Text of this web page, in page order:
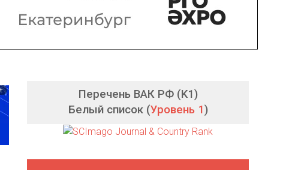
Перечень ВАК РФ (K1)
Белый список (Уровень 1)